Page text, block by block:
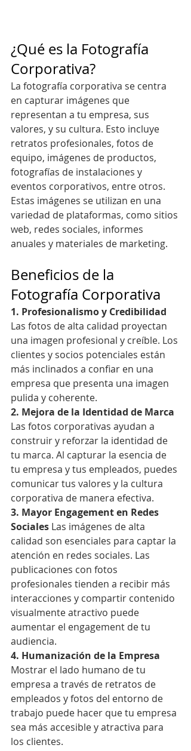
¿Qué es la Fotografía
Corporativa?
La fotografía corporativa se centra
en capturar imágenes que
representan a tu empresa, sus
valores, y su cultura. Esto incluye
retratos profesionales, fotos de
equipo, imágenes de productos,
fotografías de instalaciones y
eventos corporativos, entre otros.
Estas imágenes se utilizan en una
variedad de plataformas, como sitios
web, redes sociales, informes
anuales y materiales de marketing.
Beneficios de la
Fotografía Corporativa
1. Profesionalismo y Credibilidad
Las fotos de alta calidad proyectan
una imagen profesional y creíble. Los
clientes y socios potenciales están
más inclinados a confiar en una
empresa que presenta una imagen
pulida y coherente.
2. Mejora de la Identidad de Marca
Las fotos corporativas ayudan a
construir y reforzar la identidad de
tu marca. Al capturar la esencia de
tu empresa y tus empleados, puedes
comunicar tus valores y la cultura
corporativa de manera efectiva.
3. Mayor Engagement en Redes
Sociales Las imágenes de alta
calidad son esenciales para captar la
atención en redes sociales. Las
publicaciones con fotos
profesionales tienden a recibir más
interacciones y compartir contenido
visualmente atractivo puede
aumentar el engagement de tu
audiencia.
4. Humanización de la Empresa
Mostrar el lado humano de tu
empresa a través de retratos de
empleados y fotos del entorno de
trabajo puede hacer que tu empresa
sea más accesible y atractiva para
los clientes.